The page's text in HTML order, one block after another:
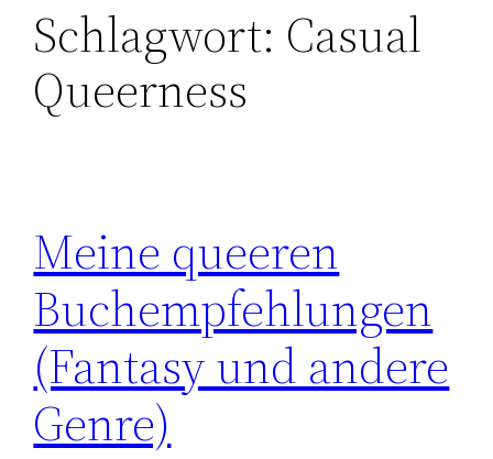
Schlagwort: Casual
Queerness
Meine queeren
Buchempfehlungen
(Fantasy und andere
Genre)